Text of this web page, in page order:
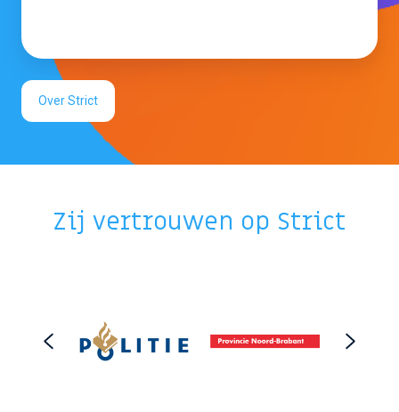
Over Strict
Zij vertrouwen op Strict